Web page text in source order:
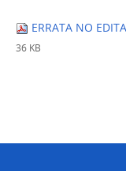
ERRATA NO
36 KB